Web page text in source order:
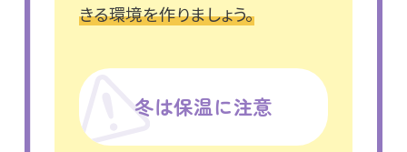
きる環境を作りましょう。
冬は保温に注意